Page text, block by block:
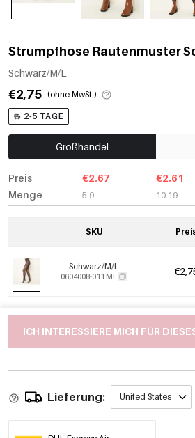
Strumpfhose Rautenmuster
Schwarz/M/L
€2,75 (ohne MwSt.)
2-5 TAGE
Großhandel
Preis
Menge
€2.67
5-9
€2.61
10-19
SKU
Schwarz/M/L
0604008-011 ML
ICH INTERESSIERE MICH FÜR
Lieferung: United States